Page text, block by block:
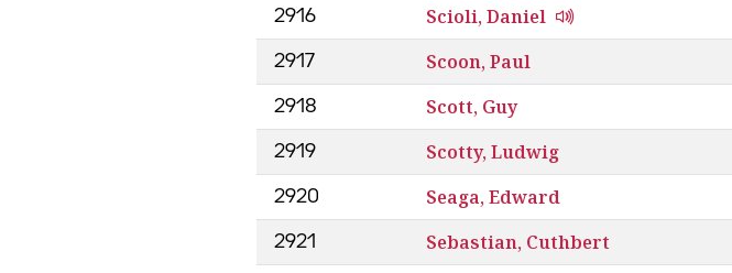
2916 Scioli, Daniel
2917 Scoon, Paul
2918 Scott, Guy
2919 Scotty, Ludwig
2920 Seaga, Edward
2921 Sebastian, Cuthbert